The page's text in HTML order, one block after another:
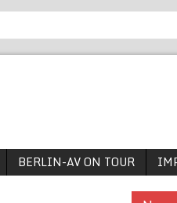
BERLIN-AV ON TOUR